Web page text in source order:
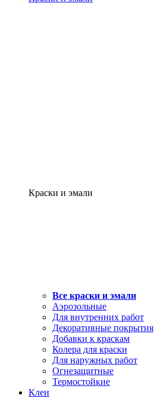
Краски и эмали
Все краски и эмали
Аэрозольные
Для внутренних работ
Декоративные покрытия
Добавки к краскам
Колера для краски
Для наружных работ
Огнезащитные
Термостойкие
Клеи